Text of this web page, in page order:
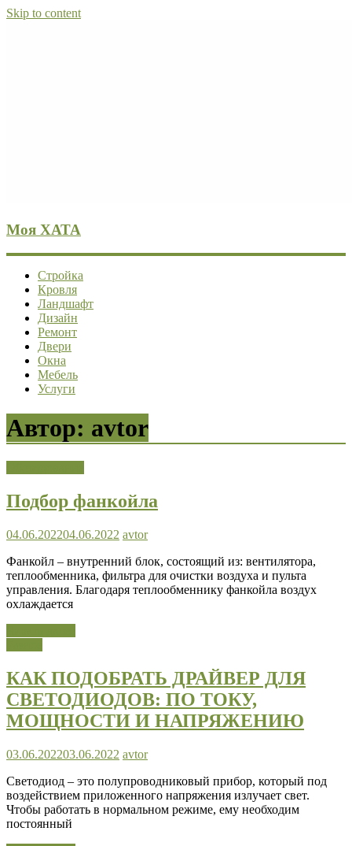
Skip to content
Моя ХАТА
Стройка
Кровля
Ландшафт
Дизайн
Ремонт
Двери
Окна
Мебель
Услуги
Автор: avtor
Подбор фанкойла
04.06.202204.06.2022 avtor
Фанкойл – внутренний блок, состоящий из: вентилятора,
теплообменника, фильтра для очистки воздуха и пульта
управления. Благодаря теплообменнику фанкойла воздух
охлаждается
КАК ПОДОБРАТЬ ДРАЙВЕР ДЛЯ
СВЕТОДИОДОВ: ПО ТОКУ,
МОЩНОСТИ И НАПРЯЖЕНИЮ
03.06.202203.06.2022 avtor
Светодиод – это полупроводниковый прибор, который под
воздействием приложенного напряжения излучает свет.
Чтобы работать в нормальном режиме, ему необходим
постоянный